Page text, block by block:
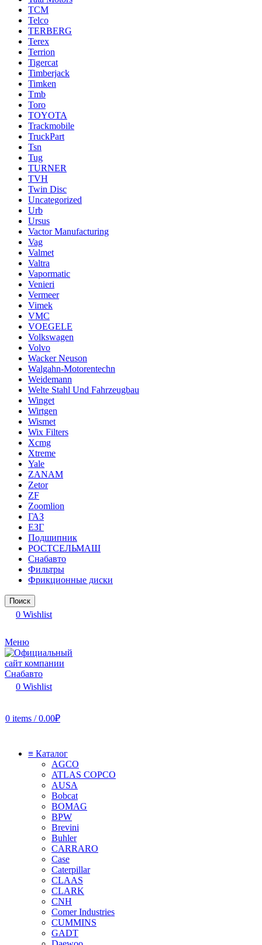
TCM
Telco
TERBERG
Terex
Terrion
Tigercat
Timberjack
Timken
Tmb
Toro
TOYOTA
Trackmobile
TruckPart
Tsn
Tug
TURNER
TVH
Twin Disc
Uncategorized
Urb
Ursus
Vactor Manufacturing
Vag
Valmet
Valtra
Vapormatic
Venieri
Vermeer
Vimek
VMC
VOEGELE
Volkswagen
Volvo
Wacker Neuson
Walgahn-Motorentechn
Weidemann
Welte Stahl Und Fahrzeugbau
Winget
Wirtgen
Wismet
Wix Filters
Xcmg
Xtreme
Yale
ZANAM
Zetor
ZF
Zoomlion
ГАЗ
ЕЗГ
Подшипник
РОСТСЕЛЬМАШ
Снабавто
Фильтры
Фрикционные диски
Поиск
0 Wishlist
Меню
0 Wishlist
0 items / 0.00₽
≡ Каталог
AGCO
ATLAS COPCO
AUSA
Bobcat
BOMAG
BPW
Brevini
Buhler
CARRARO
Case
Caterpillar
CLAAS
CLARK
CNH
Comer Industries
CUMMINS
GADT